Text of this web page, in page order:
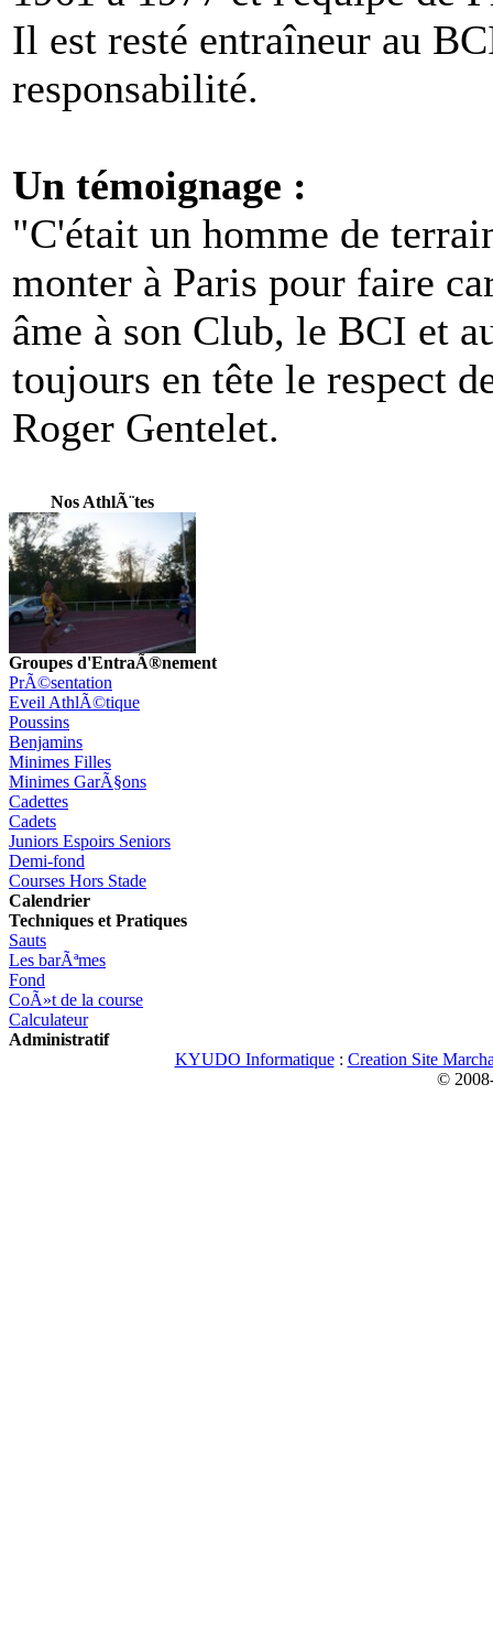
Il est resté entraîneur au
responsabilité.
Un témoignage :
"C'était un homme de
monter à Paris pour faire
âme à son Club, le BCI et
toujours en tête le respect
Roger Gentelet.
Nos AthlÃ¨tes
Groupes d'EntraÃ®nement
PrÃ©sentation
Eveil AthlÃ©tique
Poussins
Benjamins
Minimes Filles
Minimes GarÃ§ons
Cadettes
Cadets
Juniors Espoirs Seniors
Demi-fond
Courses Hors Stade
Calendrier
Techniques et Pratiques
Sauts
Les barÃªmes
Fond
CoÃ»t de la course
Calculateur
Administratif
KYUDO Informatique: Creation Site
©